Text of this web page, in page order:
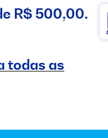
R$ 500,00.
todas as